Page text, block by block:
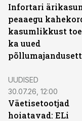
Infortari
peaaegu
kasumlikkust
ka uued
UUDISED
30.07.26, 12:00
Väetisetootjad
hoiatavad: ELi